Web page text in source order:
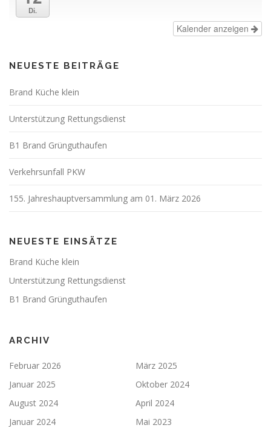
Di.
Kalender anzeigen
NEUESTE BEITRÄGE
Brand Küche klein
Unterstützung Rettungsdienst
B1 Brand Grünguthaufen
Verkehrsunfall PKW
155. Jahreshauptversammlung am 01. März 2026
NEUESTE EINSÄTZE
Brand Küche klein
Unterstützung Rettungsdienst
B1 Brand Grünguthaufen
ARCHIV
Februar 2026
März 2025
Januar 2025
Oktober 2024
August 2024
April 2024
Januar 2024
Mai 2023